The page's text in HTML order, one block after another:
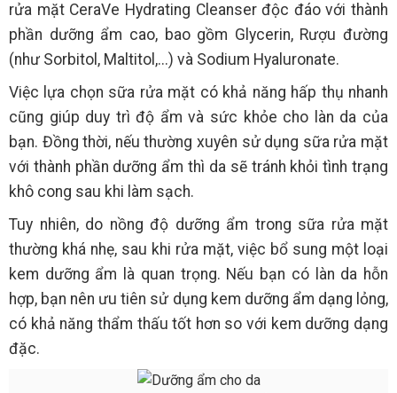
rửa mặt CeraVe Hydrating Cleanser độc đáo với thành
phần dưỡng ẩm cao, bao gồm Glycerin, Rượu đường
(như Sorbitol, Maltitol,...) và Sodium Hyaluronate.
Việc lựa chọn sữa rửa mặt có khả năng hấp thụ nhanh
cũng giúp duy trì độ ẩm và sức khỏe cho làn da của
bạn. Đồng thời, nếu thường xuyên sử dụng sữa rửa mặt
với thành phần dưỡng ẩm thì da sẽ tránh khỏi tình trạng
khô cong sau khi làm sạch.
Tuy nhiên, do nồng độ dưỡng ẩm trong sữa rửa mặt
thường khá nhẹ, sau khi rửa mặt, việc bổ sung một loại
kem dưỡng ẩm là quan trọng. Nếu bạn có làn da hỗn
hợp, bạn nên ưu tiên sử dụng kem dưỡng ẩm dạng lỏng,
có khả năng thẩm thấu tốt hơn so với kem dưỡng dạng
đặc.